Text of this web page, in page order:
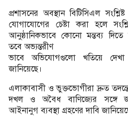
প্রশাসনের অবস্থান বিটিসিএল
যোগাযোগের চেষ্টা করা হলে
আনুষ্ঠানিকভাবে কোনো মন্তব্য
তবে অভ্যন্তরীণ
ভাবে অভিযোগগুলো খতিয়ে
জানিয়েছে।
এলাকাবাসী ও ভুক্তভোগীরা দ্রুত
দখল ও অবৈধ বাণিজ্যের সঙ্গে
আইনানুগ ব্যবস্থা গ্রহণের দাবি